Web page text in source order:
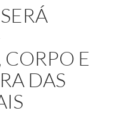
E
DAS